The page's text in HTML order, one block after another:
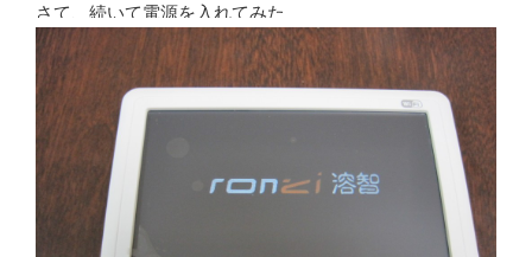
さて、続いて電源を入れてみた